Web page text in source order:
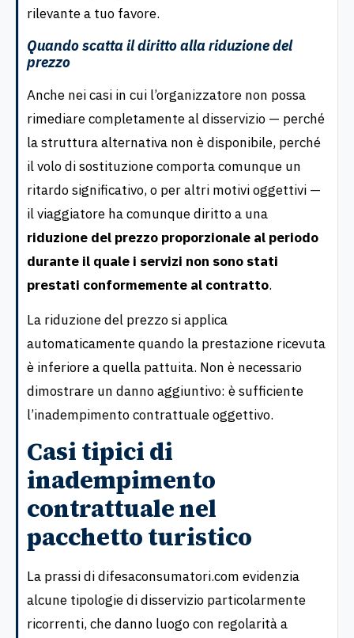
rilevante a tuo favore.
Quando scatta il diritto alla riduzione del
prezzo
Anche nei casi in cui l’organizzatore non possa
rimediare completamente al disservizio — perché
la struttura alternativa non è disponibile, perché
il volo di sostituzione comporta comunque un
ritardo significativo, o per altri motivi oggettivi —
il viaggiatore ha comunque diritto a una
riduzione del prezzo proporzionale al periodo
durante il quale i servizi non sono stati
prestati conformemente al contratto.
La riduzione del prezzo si applica
automaticamente quando la prestazione ricevuta
è inferiore a quella pattuita. Non è necessario
dimostrare un danno aggiuntivo: è sufficiente
l’inadempimento contrattuale oggettivo.
Casi tipici di
inadempimento
contrattuale nel
pacchetto turistico
La prassi di difesaconsumatori.com evidenzia
alcune tipologie di disservizio particolarmente
ricorrenti, che danno luogo con regolarità a